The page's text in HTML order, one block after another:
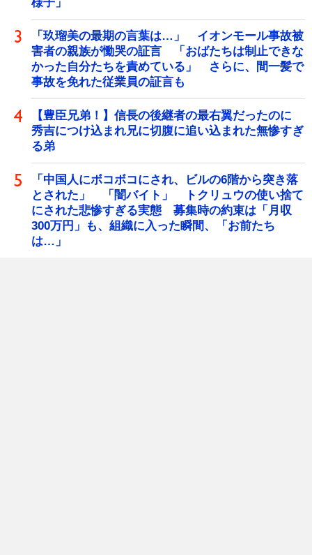
「玖瑠美の最期の言葉は…」 イオンモール事故被
害者の親族が慟哭の証言 「おばたちは制止できな
かった自分たちを責めている」 さらに、間一髪で
事故を免れた従業員の証言も
【豊臣兄弟！】信長の後継者の最右翼だったのに
秀吉につけ込まれ兄に切腹に追い込まれた無惨すぎ
る弟
「中国人にボコボコにされ、ビルの6階から突き落
とされた」 「闇バイト」 トクリュウの使い捨て
にされた悲惨すぎる実態 募集時の約束は「月収
300万円」も、組織に入った瞬間、「お前たち
は…」